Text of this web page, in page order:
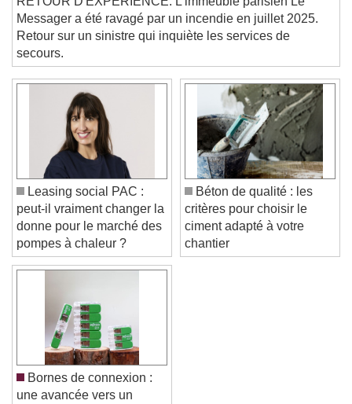
Text
Opacity
Text Background
Color
Caption Area Background
Color
Font Size
Text Edge Style
Reset
Done
Close Modal Dialog
End of dialog window.
Messager a été ravagé par un incendie en juillet 2025.
Retour sur un sinistre qui inquiète les services de
secours.
Leasing social PAC :
peut-il vraiment changer la
donne pour le marché des
pompes à chaleur ?
Béton de qualité : les
critères pour choisir le
ciment adapté à votre
chantier
Bornes de connexion :
une avancée vers un